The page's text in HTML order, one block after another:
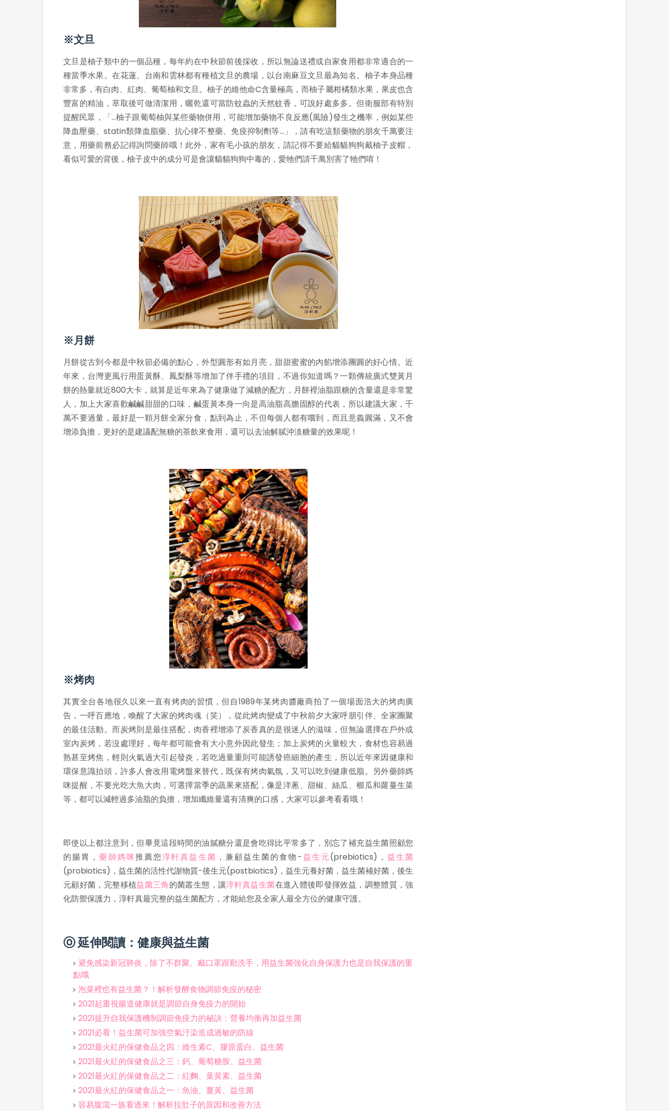
※文旦
文旦是柚子類中的一個品種，每年約在中秋節前後採收，所以無論送禮或自家食用都非常適合的一
種當季水果。在花蓮、台南和雲林都有種植文旦的農場，以台南麻豆文旦最為知名。柚子本身品種
非常多，有白肉、紅肉、葡萄柚和文旦。柚子的維他命C含量極高，而柚子屬柑橘類水果，果皮也含
豐富的精油，萃取後可做清潔用，曬乾還可當防蚊蟲的天然蚊香，可說好處多多。但衛服部有特別
提醒民眾，「…柚子跟葡萄柚與某些藥物併用，可能增加藥物不良反應(風險)發生之機率，例如某些
降血壓藥、statin類降血脂藥、抗心律不整藥、免疫抑制劑等…」，請有吃這類藥物的朋友千萬要注
意，用藥前務必記得詢問藥師哦！此外，家有毛小孩的朋友，請記得不要給貓貓狗狗戴柚子皮帽，
看似可愛的背後，柚子皮中的成分可是會讓貓貓狗狗中毒的，愛牠們請千萬別害了牠們唷！
※月餅
月餅從古到今都是中秋節必備的點心，外型圓形有如月亮，甜甜蜜蜜的內餡增添團圓的好心情。近
年來，台灣更風行用蛋黃酥、鳳梨酥等增加了伴手禮的項目，不過你知道嗎？一顆傳統廣式雙黃月
餅的熱量就近800大卡，就算是近年來為了健康做了減糖的配方，月餅裡油脂跟糖的含量還是非常驚
人，加上大家喜歡鹹鹹甜甜的口味，鹹蛋黃本身一向是高油脂高膽固醇的代表，所以建議大家，千
萬不要過量，最好是一顆月餅全家分食，點到為止，不但每個人都有嚐到，而且意義圓滿，又不會
增添負擔，更好的是建議配無糖的茶飲來食用，還可以去油解膩沖淡糖量的效果呢！
※烤肉
其實全台各地很久以來一直有烤肉的習慣，但自1989年某烤肉醬廠商拍了一個場面浩大的烤肉廣
告，一呼百應地，喚醒了大家的烤肉魂（笑），從此烤肉變成了中秋前夕大家呼朋引伴、全家團聚
的最佳活動。而炭烤則是最佳搭配，肉香裡增添了炭香真的是很迷人的滋味，但無論選擇在戶外或
室內炭烤，若沒處理好，每年都可能會有大小意外因此發生；加上炭烤的火量較大，食材也容易過
熟甚至烤焦，輕則火氣過大引起發炎，若吃過量重則可能誘發癌細胞的產生，所以近年來因健康和
環保意識抬頭，許多人會改用電烤盤來替代，既保有烤肉氣氛，又可以吃到健康低脂。另外藥師媽
咪提醒，不要光吃大魚大肉，可選擇當季的蔬果來搭配，像是洋蔥、甜椒、絲瓜、櫛瓜和蘿蔓生菜
等，都可以減輕過多油脂的負擔，增加纖維量還有清爽的口感，大家可以參考看看哦！
即使以上都注意到，但畢竟這段時間的油膩糖分還是會吃得比平常多了，別忘了補充益生菌照顧您
的腸胃，藥師媽咪推薦您淳軒真益生菌 ，兼顧益生菌的食物-益生元(prebiotics)，益生菌
(probiotics)，益生菌的活性代謝物質-後生元(postbiotics)，益生元養好菌，益生菌補好菌，後生
元顧好菌，完整移植益菌三角的菌叢生態，讓淳軒真益生菌在進入體後即發揮效益，調整體質，強
化防禦保護力，淳軒真最完整的益生菌配方，才能給您及全家人最全方位的健康守護。
ⓞ 延伸閱讀：健康與益生菌
避免感染新冠肺炎，除了不群聚、戴口罩跟勤洗手，用益生菌強化自身保護力也是自我保護的重
點哦
泡菜裡也有益生菌？！解析發酵食物調節免疫的秘密
2021起重視腸道健康就是調節自身免疫力的開始
2021提升自我保護機制調節免疫力的秘訣：營養均衡再加益生菌
2021必看！益生菌可加強空氣汙染造成過敏的防線
2021最火紅的保健食品之四：維生素C、膠原蛋白、益生菌
2021最火紅的保健食品之三：鈣、葡萄糖胺、益生菌
2021最火紅的保健食品之二：紅麴、葉黃素、益生菌
2021最火紅的保健食品之一：魚油、薑黃、益生菌
容易腹瀉一族看過來！解析拉肚子的原因和改善方法